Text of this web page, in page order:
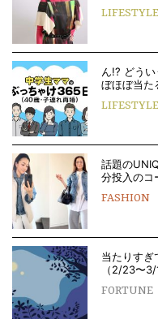
LIFESTYLE
ん!? どう
ぼほぼ当
LIFESTYLE
話題の
分投入のコ
FASHION
当たりすぎ
（2/23〜
FORTUNE